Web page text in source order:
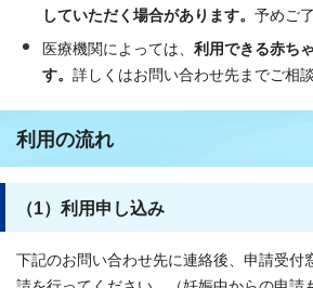
していただく場合があります。 予めご
医療機関によっては、 利用できる赤ち
す。 詳しくはお問い合わせ先までご相談
利用の流れ
（1）利用申し込み
下記のお問い合わせ先に連絡後、申請受付